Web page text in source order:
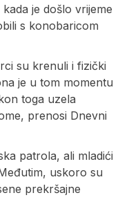
je došlo vrijeme
s konobaricom
su krenuli i fizički
je u tom momentu
toga uzela
prenosi Dnevni
patrola, ali mladići
uskoro su
prekršajne